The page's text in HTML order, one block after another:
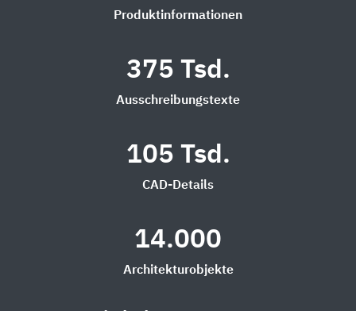
Produktinformationen
375 Tsd.
Ausschreibungstexte
105 Tsd.
CAD-Details
14.000
Architekturobjekte